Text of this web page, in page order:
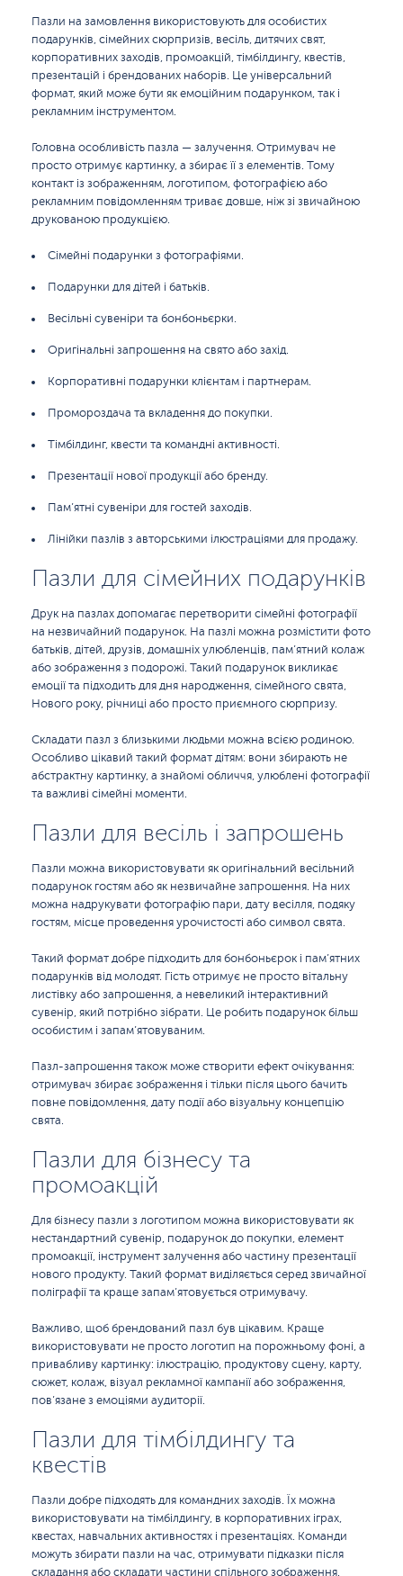
Пазли на замовлення використовують для особистих
подарунків, сімейних сюрпризів, весіль, дитячих свят,
корпоративних заходів, промоакцій, тімбілдингу, квестів,
презентацій і брендованих наборів. Це універсальний
формат, який може бути як емоційним подарунком, так і
рекламним інструментом.
Головна особливість пазла — залучення. Отримувач не
просто отримує картинку, а збирає її з елементів. Тому
контакт із зображенням, логотипом, фотографією або
рекламним повідомленням триває довше, ніж зі звичайною
друкованою продукцією.
Сімейні подарунки з фотографіями.
Подарунки для дітей і батьків.
Весільні сувеніри та бонбоньєрки.
Оригінальні запрошення на свято або захід.
Корпоративні подарунки клієнтам і партнерам.
Промороздача та вкладення до покупки.
Тімбілдинг, квести та командні активності.
Презентації нової продукції або бренду.
Пам’ятні сувеніри для гостей заходів.
Лінійки пазлів з авторськими ілюстраціями для продажу.
Пазли для сімейних подарунків
Друк на пазлах допомагає перетворити сімейні фотографії
на незвичайний подарунок. На пазлі можна розмістити фото
батьків, дітей, друзів, домашніх улюбленців, пам’ятний колаж
або зображення з подорожі. Такий подарунок викликає
емоції та підходить для дня народження, сімейного свята,
Нового року, річниці або просто приємного сюрпризу.
Складати пазл з близькими людьми можна всією родиною.
Особливо цікавий такий формат дітям: вони збирають не
абстрактну картинку, а знайомі обличчя, улюблені фотографії
та важливі сімейні моменти.
Пазли для весіль і запрошень
Пазли можна використовувати як оригінальний весільний
подарунок гостям або як незвичайне запрошення. На них
можна надрукувати фотографію пари, дату весілля, подяку
гостям, місце проведення урочистості або символ свята.
Такий формат добре підходить для бонбоньєрок і пам’ятних
подарунків від молодят. Гість отримує не просто вітальну
листівку або запрошення, а невеликий інтерактивний
сувенір, який потрібно зібрати. Це робить подарунок більш
особистим і запам’ятовуваним.
Пазл-запрошення також може створити ефект очікування:
отримувач збирає зображення і тільки після цього бачить
повне повідомлення, дату події або візуальну концепцію
свята.
Пазли для бізнесу та
промоакцій
Для бізнесу пазли з логотипом можна використовувати як
нестандартний сувенір, подарунок до покупки, елемент
промоакції, інструмент залучення або частину презентації
нового продукту. Такий формат виділяється серед звичайної
поліграфії та краще запам’ятовується отримувачу.
Важливо, щоб брендований пазл був цікавим. Краще
використовувати не просто логотип на порожньому фоні, а
привабливу картинку: ілюстрацію, продуктову сцену, карту,
сюжет, колаж, візуал рекламної кампанії або зображення,
пов’язане з емоціями аудиторії.
Пазли для тімбілдингу та
квестів
Пазли добре підходять для командних заходів. Їх можна
використовувати на тімбілдингу, в корпоративних іграх,
квестах, навчальних активностях і презентаціях. Команди
можуть збирати пазли на час, отримувати підказки після
складання або складати частини спільного зображення.